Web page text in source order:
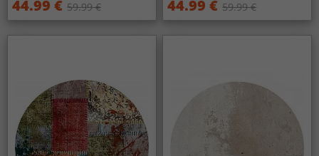
44.99 € 59.99 € 44.99 € 59.99 €